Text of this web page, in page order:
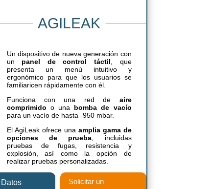
AGILEAK
Un dispositivo de nueva generación con
un panel de control táctil , que
presenta un menú intuitivo y
ergonómico para que los usuarios se
familiaricen rápidamente con él.
Funciona con una red de aire
comprimido o una bomba de vacío
para un vacío de hasta -950 mbar.
El AgiLeak ofrece una amplia gama de
opciones de prueba , incluidas
pruebas de fugas, resistencia y
explosión, así como la opción de
realizar pruebas personalizadas.
Datos
Solicitar un